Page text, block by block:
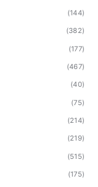
(144)
(382)
(177)
(467)
(40)
(75)
(214)
(219)
(515)
(175)